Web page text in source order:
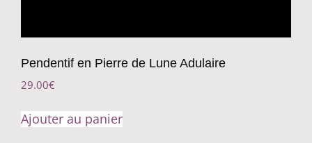
Pendentif en Pierre de Lune Adulaire
29.00€
Ajouter au panier